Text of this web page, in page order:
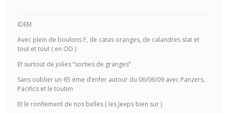
IDEM
Avec plein de boulons F, de catas oranges, de calandres slat et
tout et tout ( en OD )
Et surtout de jolies “sorties de granges”
Sans oublier un 65 ème d’enfer autour du 06/06/09 avec Panzers,
Pacifics et le toutim
Et le ronflement de nos belles ( les Jeeps bien sur )